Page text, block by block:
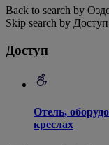
Back to search by
Skip search by Доступ
Доступ
Отель,
креслах